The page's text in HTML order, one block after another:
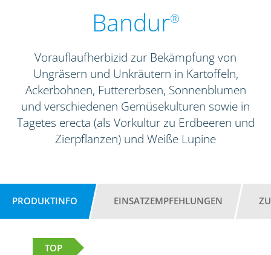
Bandur®
Vorauflaufherbizid zur Bekämpfung von
Ungräsern und Unkräutern in Kartoffeln,
Ackerbohnen, Futtererbsen, Sonnenblumen
und verschiedenen Gemüsekulturen sowie in
Tagetes erecta (als Vorkultur zu Erdbeeren und
Zierpflanzen) und Weiße Lupine
PRODUKTINFO EINSATZEMPFEHLUNGEN
TOP